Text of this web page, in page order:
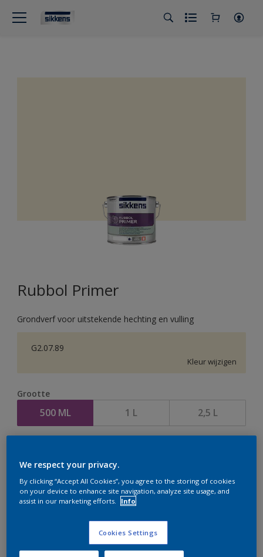
Rubbol Primer
Grondverf voor uitstekende hechting en vulling
G2.07.89
Kleur wijzigen
Grootte
500 ML 1 L 2,5 L
te bestellen. Houd de website in de gaten, we werken
er hard aan om de voorraad aan te vullen.
We respect your privacy.
By clicking “Accept All Cookies”, you agree to the storing of cookies
on your device to enhance site navigation, analyze site usage, and
assist in our marketing efforts.
Info
Cookies Settings